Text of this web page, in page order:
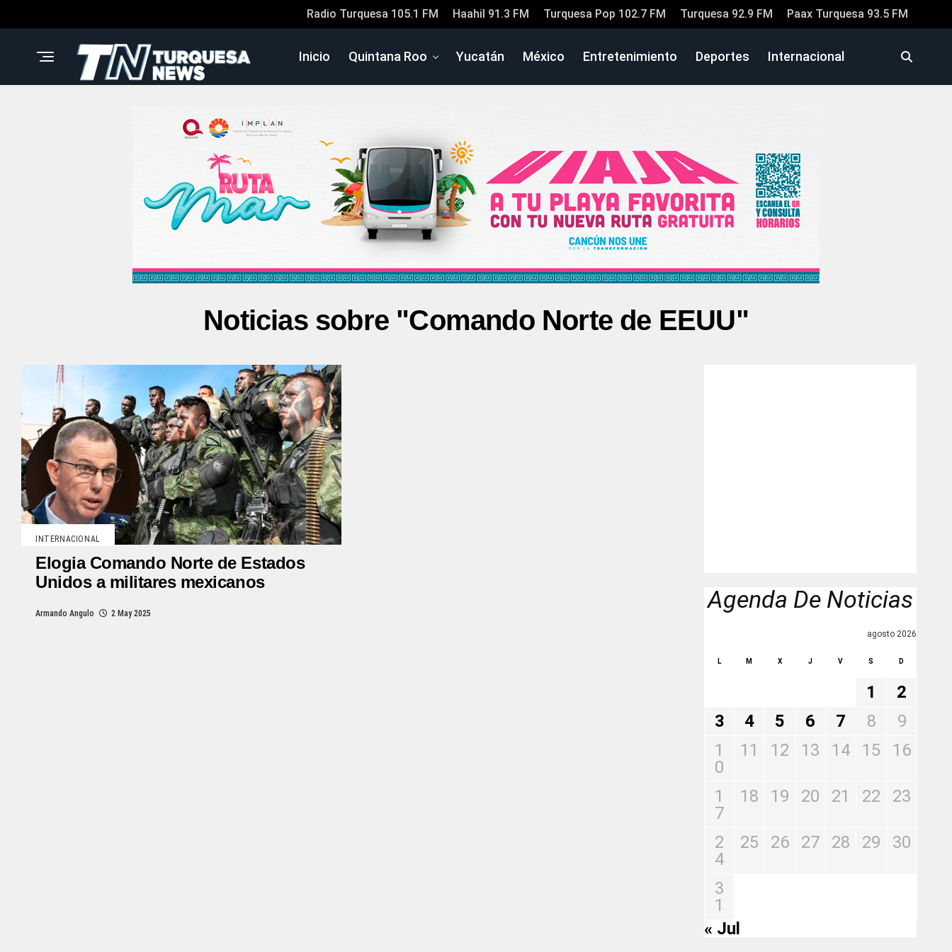
Radio Turquesa 105.1 FM Haahil 91.3 FM Turquesa Pop 102.7 FM Turquesa 92.9 FM Paax Turquesa 93.5 FM
Inicio Quintana Roo Yucatán México Entretenimiento Deportes Internacional
Noticias sobre "Comando Norte de EEUU"
INTERNACIONAL
Elogia Comando Norte de Estados
Unidos a militares mexicanos
Armando Angulo 2 May 2025 Agenda De Noticias
agosto 2026
L M X J V S D
1
2
3
4 5 6 7 8
9
1
0
11 12 13 14 15 16
1
7
18 19 20 21 22 23
2
4
25 26 27 28 29 30
3
1
« Jul